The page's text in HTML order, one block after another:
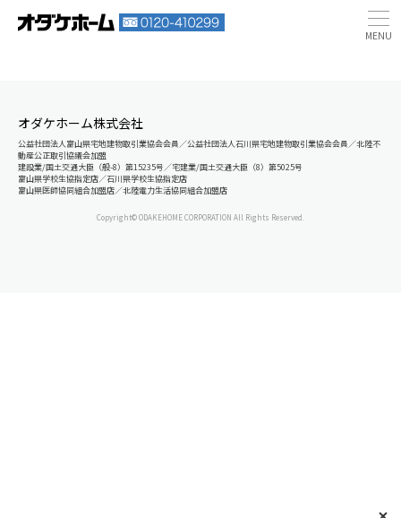
オダケホーム株式会社
公益社団法人富山県宅地建物取引業協会会員／公益社団法人石川県宅地建物取引業協会会員／北陸不
動産公正取引協議会加盟
建設業/国土交通大臣（般-8）第15235号／宅建業/国土交通大臣（8）第5025号
富山県学校生協指定店／石川県学校生協指定店
富山県医師協同組合加盟店／北陸電力生活協同組合加盟店
Copyright© ODAKEHOME CORPORATION All Rights Reserved.